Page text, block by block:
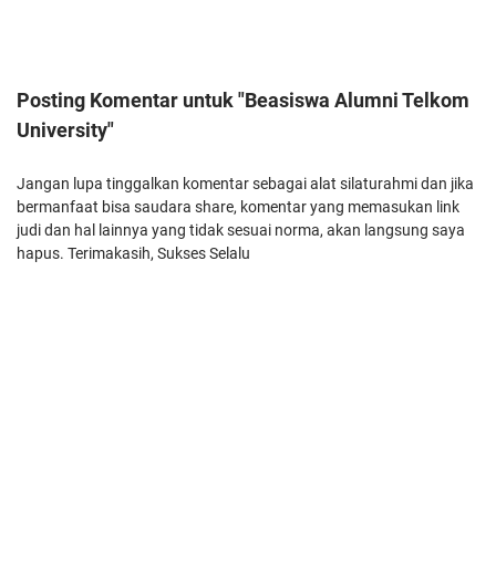
Posting Komentar untuk "Beasiswa Alumni Telkom
University"
Jangan lupa tinggalkan komentar sebagai alat silaturahmi dan jika
bermanfaat bisa saudara share, komentar yang memasukan link
judi dan hal lainnya yang tidak sesuai norma, akan langsung saya
hapus. Terimakasih, Sukses Selalu